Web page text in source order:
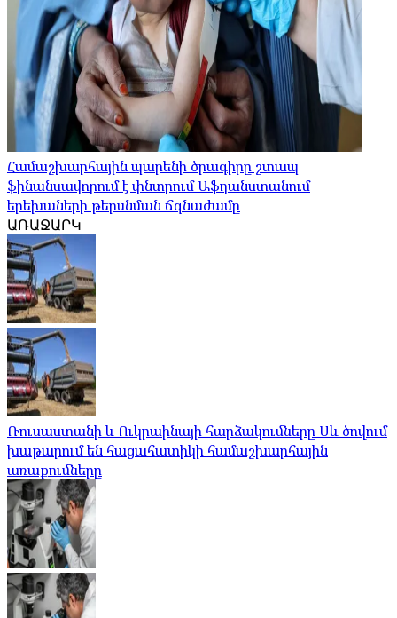
Համաշխարհային պարենի ծրագիրը շտապ
ֆինանսավորում է փնտրում Աֆղանստանում
երեխաների թերսնման ճգնաժամը
ԱՌԱՋԱՐԿ
Ռուսաստանի և Ուկրաինայի հարձակումները Սև ծովում
խաթարում են հացահատիկի համաշխարհային
առաքումները